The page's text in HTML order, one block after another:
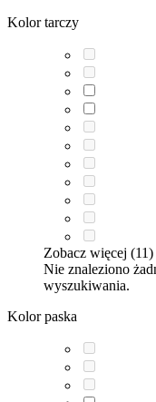
Kolor tarczy
Zobacz więcej (11)
Nie znaleziono
wyszukiwania.
Kolor paska